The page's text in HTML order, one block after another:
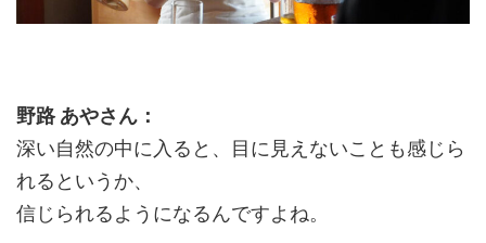
野路 あやさん：
深い自然の中に入ると、目に見えないことも感じら
れるというか、
信じられるようになるんですよね。